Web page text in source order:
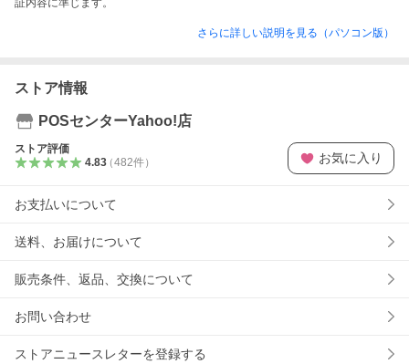
さらに詳しい説明を見る（パソコン版）
ストア情報
POSセンターYahoo!店
ストア評価
4.83（482件） お気に入り
お支払いについて
送料、お届けについて
販売条件、返品、交換について
お問い合わせ
ストアニュースレターを登録する